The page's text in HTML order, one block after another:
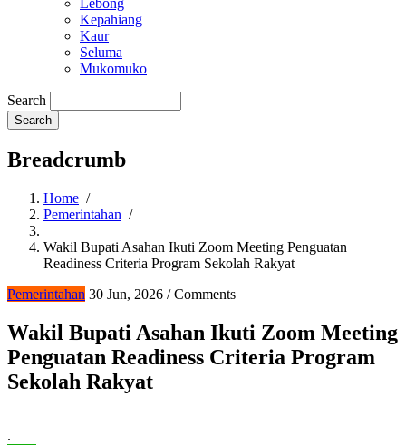
Kepahiang
Kaur
Seluma
Mukomuko
Search
Breadcrumb
Home /
Pemerintahan /
Wakil Bupati Asahan Ikuti Zoom Meeting Penguatan
Readiness Criteria Program Sekolah Rakyat
Pemerintahan 30 Jun, 2026 /Comments
Wakil Bupati Asahan Ikuti Zoom Meeting
Penguatan Readiness Criteria Program
Sekolah Rakyat
.